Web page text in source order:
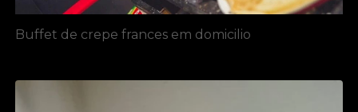
Buffet de crepe frances em domicilio